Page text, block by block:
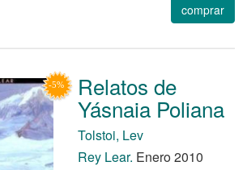
comprar
Relatos de
Yásnaia Poliana
Tolstoi, Lev
Rey Lear. Enero 2010